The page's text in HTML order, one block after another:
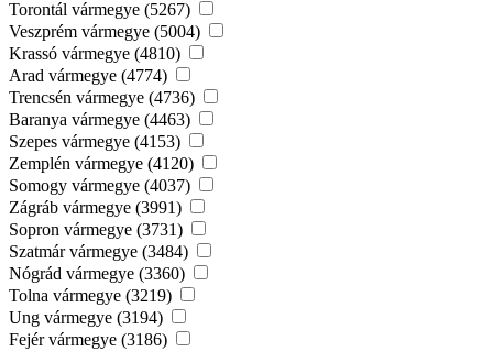
Torontál vármegye (5267)
Veszprém vármegye (5004)
Krassó vármegye (4810)
Arad vármegye (4774)
Trencsén vármegye (4736)
Baranya vármegye (4463)
Szepes vármegye (4153)
Zemplén vármegye (4120)
Somogy vármegye (4037)
Zágráb vármegye (3991)
Sopron vármegye (3731)
Szatmár vármegye (3484)
Nógrád vármegye (3360)
Tolna vármegye (3219)
Ung vármegye (3194)
Fejér vármegye (3186)